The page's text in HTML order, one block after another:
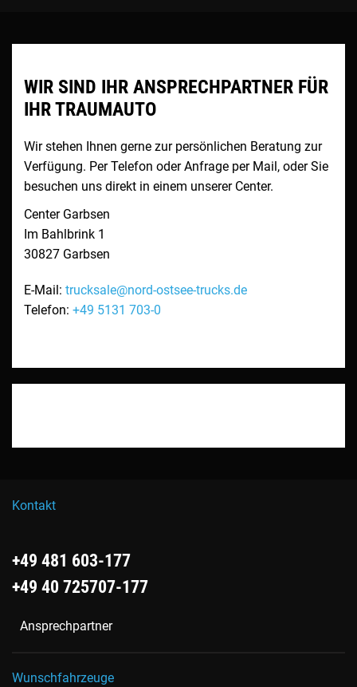
WIR SIND IHR ANSPRECHPARTNER FÜR
IHR TRAUMAUTO
Wir stehen Ihnen gerne zur persönlichen Beratung zur
Verfügung. Per Telefon oder Anfrage per Mail, oder Sie
besuchen uns direkt in einem unserer Center.
Center Garbsen
Im Bahlbrink 1
30827 Garbsen
E-Mail: trucksale@nord-ostsee-trucks.de
Telefon: +49 5131 703-0
Kontakt
+49 481 603-177
+49 40 725707-177
Ansprechpartner
Wunschfahrzeuge